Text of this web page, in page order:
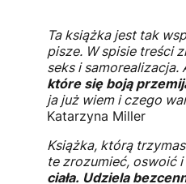
Ta książka jest tak
pisze. W spisie treści
seks i
które się boją
ja już wiem i czego
Katarzyna Miller
Książka, którą
te zrozumieć, oswoić
ciała. Udziela